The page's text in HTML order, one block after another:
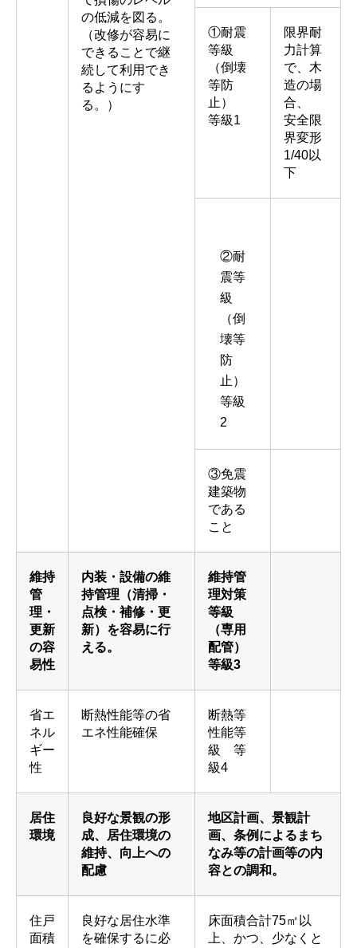
の低減を図る。
（改修が容易に
できることで継
続して利用でき
るようにす
る。）
①耐震
等級
（倒壊
等防
止）
等級1
限界耐
力計算
で、木
造の場
合、
安全限
界変形
1/40以
下
②耐
震等
級
（倒
壊等
防
止）
等級
2
③免震
建築物
である
こと
維持
管
理・
更新
の容
易性
内装・設備の維
持管理（清掃・
点検・補修・更
新）を容易に行
える。
維持管
理対策
等級
（専用
配管）
等級3
省エ
ネル
ギー
性
断熱性能等の省
エネ性能確保
断熱等
性能等
級 等
級4
居住
環境
良好な景観の形
成、居住環境の
維持、向上への
配慮
地区計画、景観計
画、条例によるまち
なみ等の計画等の内
容との調和。
住戸
面積
良好な居住水準
を確保するに必
床面積合計75㎡以
上、かつ、少なくと